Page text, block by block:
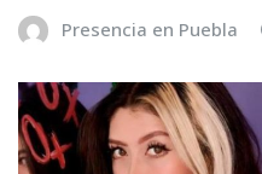
Presencia en Puebla